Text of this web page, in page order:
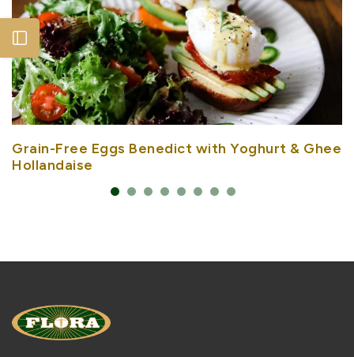
Grain-Free Eggs Benedict with Yoghurt & Ghee
Hollandaise
Open sidebar